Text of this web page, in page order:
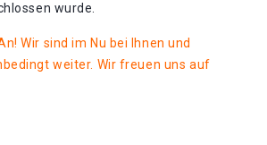
wurde.
Wir sind im Nu bei Ihnen und
weiter. Wir freuen uns auf